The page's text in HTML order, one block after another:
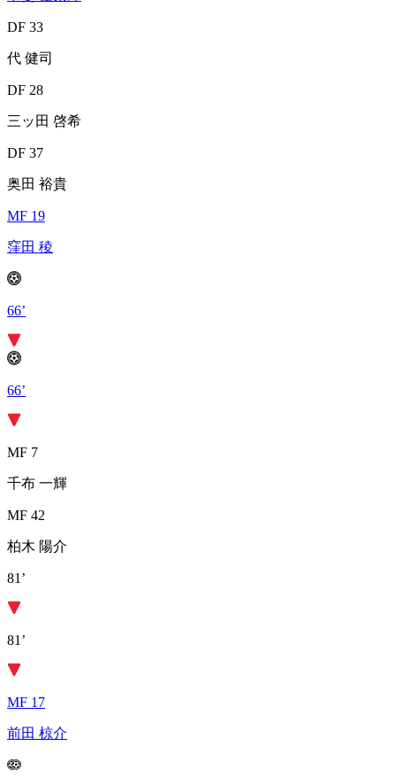
DF 33
代 健司
DF 28
三ッ田 啓希
DF 37
奥田 裕貴
MF 19
窪田 稜
66’
66’
MF 7
千布 一輝
MF 42
柏木 陽介
81’
81’
MF 17
前田 椋介